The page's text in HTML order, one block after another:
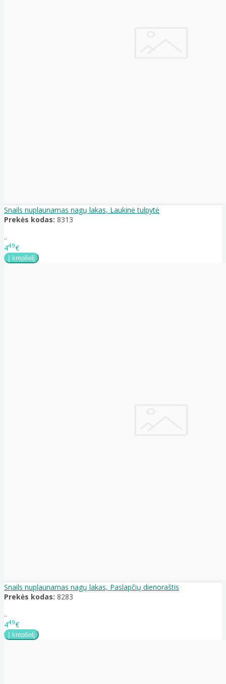
Snails nuplaunamas nagų lakas, Laukinė tulpytė
Prekės kodas: 8313
..
449€
Snails nuplaunamas nagų lakas, Paslapčių dienoraštis
Prekės kodas: 8283
..
449€